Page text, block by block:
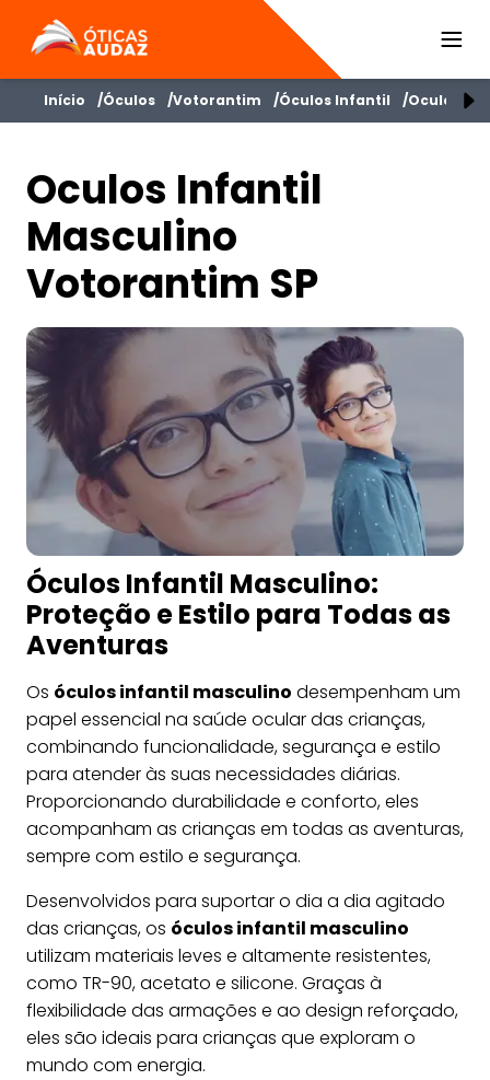
ÓTICAS AUDAZ
Início Óculos Votorantim Óculos Infantil Oculos
Oculos Infantil
Masculino
Votorantim SP
Óculos Infantil Masculino:
Proteção e Estilo para Todas as
Aventuras
Os óculos infantil masculino desempenham um
papel essencial na saúde ocular das crianças,
combinando funcionalidade, segurança e estilo
para atender às suas necessidades diárias.
Proporcionando durabilidade e conforto, eles
acompanham as crianças em todas as aventuras,
sempre com estilo e segurança.
Desenvolvidos para suportar o dia a dia agitado
das crianças, os óculos infantil masculino
utilizam materiais leves e altamente resistentes,
como TR-90, acetato e silicone. Graças à
flexibilidade das armações e ao design reforçado,
eles são ideais para crianças que exploram o
mundo com energia.